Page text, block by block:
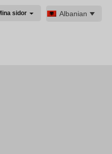
sidor Albanian